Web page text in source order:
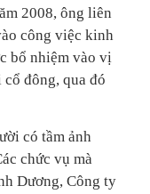
2008, ông liên
công việc kinh
bổ nhiệm vào vị
đông, qua đó
có tầm ảnh
chức vụ mà
Dương, Công ty